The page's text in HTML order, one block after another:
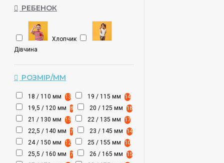
РЕБЕНОК
Хлопчик
Дівчина
РОЗМІР/ММ
18 / 110 мм 13 19 / 115 мм 14
19,5 / 120 мм 8 20 / 125 мм 18
21 / 130 мм 19 22 / 135 мм 17
22,5 / 140 мм 7 23 / 145 мм 14
24 / 150 мм 12 25 / 155 мм 10
25,5 / 160 мм 7 26 / 165 мм 15